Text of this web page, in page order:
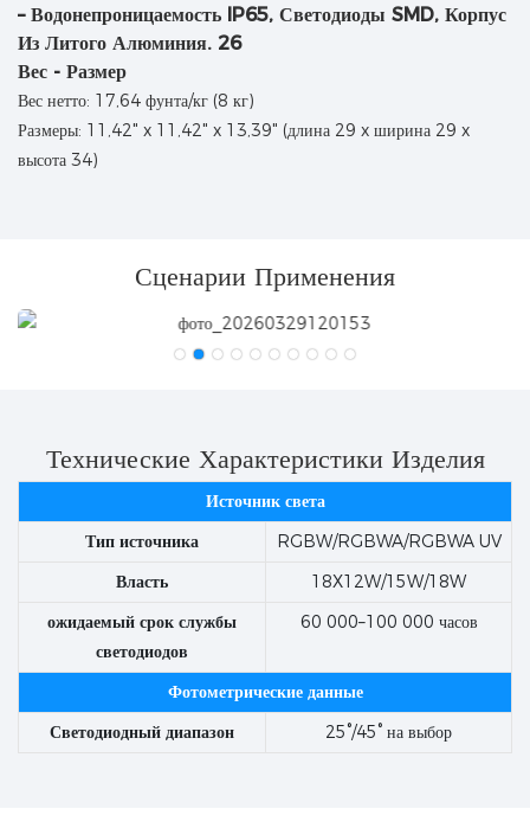
Вес - Размер
Вес нетто: 17,64 фунта/кг (8 кг)
Размеры: 11,42" x 11,42" x 13,39" (длина 29 x ширина 29 x
высота 34)
Сценарии Применения
Технические Характеристики Изделия
Источник света
Тип источника
RGBW/RGBWA/RGBWA UV
Власть
18X12W/15W/18W
ожидаемый срок службы
светодиодов
60 000–100 000 часов
Фотометрические данные
Светодиодный диапазон
25°/45° на выбор